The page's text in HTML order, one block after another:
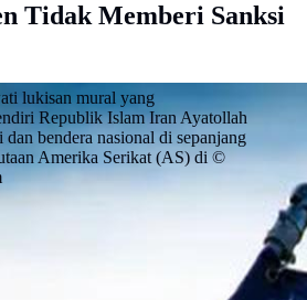
Tidak Memberi Sanksi
lukisan mural yang
Republik Islam Iran Ayatollah
bendera nasional di sepanjang
Amerika Serikat (AS) di ©